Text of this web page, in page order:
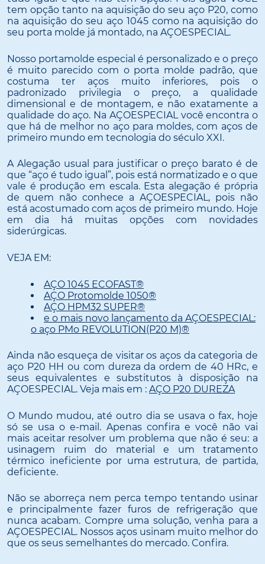
tem opção tanto na aquisição do seu aço P20, como
na aquisição do seu aço 1045 como na aquisição do
seu porta molde já montado, na AÇOESPECIAL.
Nosso portamolde especial é personalizado e o preço
é muito parecido com o porta molde padrão, que
costuma ter aços muito inferiores, pois o
padronizado privilegia o preço, a qualidade
dimensional e de montagem, e não exatamente a
qualidade do aço. Na AÇOESPECIAL você encontra o
que há de melhor no aço para moldes, com aços de
primeiro mundo em tecnologia do século XXI.
A Alegação usual para justificar o preço barato é de
que “aço é tudo igual”, pois está normatizado e o que
vale é produção em escala. Esta alegação é própria
de quem não conhece a AÇOESPECIAL, pois não
está acostumado com aços de primeiro mundo. Hoje
em dia há muitas opções com novidades
siderúrgicas.
VEJA EM:
AÇO 1045 ECOFAST®
AÇO Protomolde 1050®
AÇO HPM32 SUPER®
e o mais novo lançamento da AÇOESPECIAL:
o aço PMo REVOLUTION(P20 M)®
Ainda não esqueça de visitar os aços da categoria de
aço P20 HH ou com dureza da ordem de 40 HRc, e
seus equivalentes e substitutos à disposição na
AÇOESPECIAL. Veja mais em : AÇO P20 DUREZA
O Mundo mudou, até outro dia se usava o fax, hoje
só se usa o e-mail. Apenas confira e você não vai
mais aceitar resolver um problema que não é seu: a
usinagem ruim do material e um tratamento
térmico ineficiente por uma estrutura, de partida,
deficiente.
Não se aborreça nem perca tempo tentando usinar
e principalmente fazer furos de refrigeração que
nunca acabam. Compre uma solução, venha para a
AÇOESPECIAL. Nossos aços usinam muito melhor do
que os seus semelhantes do mercado. Confira.